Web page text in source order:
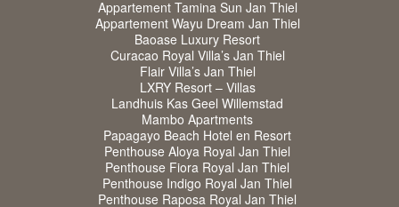
Appartement Tamina Sun Jan Thiel
Appartement Wayu Dream Jan Thiel
Baoase Luxury Resort
Curacao Royal Villa’s Jan Thiel
Flair Villa’s Jan Thiel
LXRY Resort – Villas
Landhuis Kas Geel Willemstad
Mambo Apartments
Papagayo Beach Hotel en Resort
Penthouse Aloya Royal Jan Thiel
Penthouse Fiora Royal Jan Thiel
Penthouse Indigo Royal Jan Thiel
Penthouse Raposa Royal Jan Thiel